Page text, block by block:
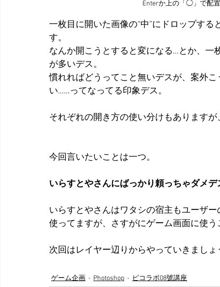
Enterか上の「◯」で配
一枚目に開いた画像の“中”にドロップす
す。
なんか開こうとすると変になる…とか、一
が多いデス。
慣れればどうってこと無いデスが、案外
い……ってなってる印象デス。
それぞれの開き方の使い分けもあります
今回言いたいことは一つ。
いらすとやさんにばっかり頼っちゃダメ
いらすとやさんはワタシの宿主もユーザ
使ってますが、さすがにゲーム画面に使
次回はレイヤー辺りからやっていきまし
ゲーム企画 Photoshop ピコラボ08號講座